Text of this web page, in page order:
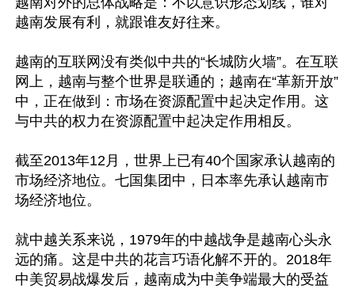
越南发展有利，就跟谁友好往来。
越南的互联网没有类似中共的“长城防火墙”。在互联
网上，越南与整个世界是联通的；越南在“革新开放”
中，正在做到：市场在资源配置中起决定作用。这
与中共的权力在资源配置中起决定作用相反。
截至2013年12月，世界上已有40个国家承认越南的
市场经济地位。七国集团中，日本率先承认越南市
场经济地位。
就中越关系来说，1979年的中越战争是越南心头永
远的痛。这是中共的花言巧语化解不开的。2018年
中美贸易战爆发后，越南成为中美争端最大的受益